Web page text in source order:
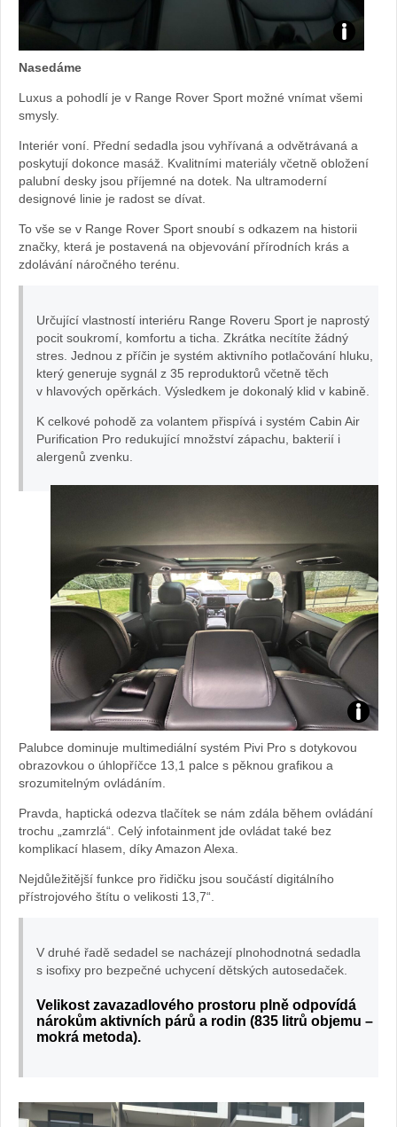
Test
Sport:
autě.cz
Nasedáme
Luxus a pohodlí je v Range Rover Sport možné vnímat všemi
smysly.
Interiér voní. Přední sedadla jsou vyhřívaná a odvětrávaná a
poskytují dokonce masáž. Kvalitními materiály včetně obložení
palubní desky jsou příjemné na dotek. Na ultramoderní
designové linie je radost se dívat.
To vše se v Range Rover Sport snoubí s odkazem na historii
značky, která je postavená na objevování přírodních krás a
zdolávání náročného terénu.
Určující vlastností interiéru Range Roveru Sport je naprostý
pocit soukromí, komfortu a ticha. Zkrátka necítíte žádný
stres. Jednou z příčin je systém aktivního potlačování hluku,
který generuje sygnál z 35 reproduktorů včetně těch
v hlavových opěrkách. Výsledkem je dokonalý klid v kabině.
K celkové pohodě za volantem přispívá i systém Cabin Air
Purification Pro redukující množství zápachu, bakterií i
alergenů zvenku.
Te
ov
:
Palubce dominuje multimediální systém Pivi Pro s dotykovou
obrazovkou o úhlopříčce 13,1 palce s pěknou grafikou a
srozumitelným ovládáním.
Pravda, haptická odezva tlačítek se nám zdála během ovládání
trochu „zamrzlá“. Celý infotainment jde ovládat také bez
komplikací hlasem, díky Amazon Alexa.
Nejdůležitější funkce pro řidičku jsou součástí digitálního
přístrojového štítu o velikosti 13,7“.
V druhé řadě sedadel se nacházejí plnohodnotná sedadla
s isofixy pro bezpečné uchycení dětských autosedaček.
Velikost zavazadlového prostoru plně odpovídá
nárokům aktivních párů a rodin (835 litrů objemu –
mokrá metoda).